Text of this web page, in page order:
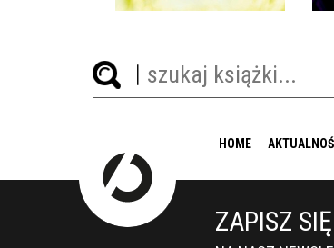
HOME
ZAPISZ SIĘ